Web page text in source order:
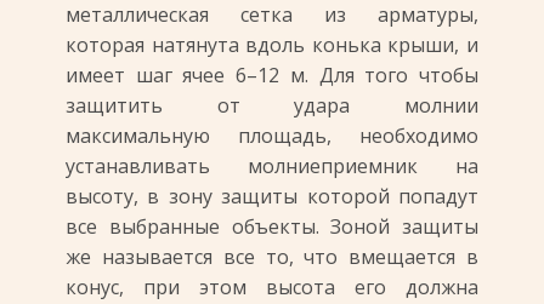
металлическая сетка из арматуры,
которая натянута вдоль конька крыши, и
имеет шаг ячее 6–12 м. Для того чтобы
защитить от удара молнии
максимальную площадь, необходимо
устанавливать молниеприемник на
высоту, в зону защиты которой попадут
все выбранные объекты. Зоной защиты
же называется все то, что вмещается в
конус, при этом высота его должна